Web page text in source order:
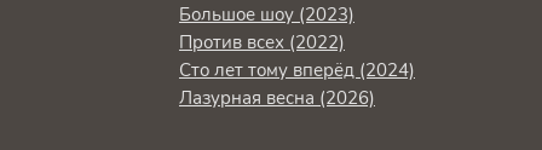
Большое шоу (2023)
Против всех (2022)
Сто лет тому вперёд (2024)
Лазурная весна (2026)